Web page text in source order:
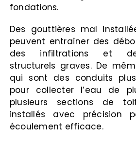
fondations.
Des gouttières mal
peuvent entraîner des
des infiltrations et
structurels graves. De
qui sont des conduits
pour collecter l’eau de
plusieurs sections de
installés avec précision
écoulement efficace.